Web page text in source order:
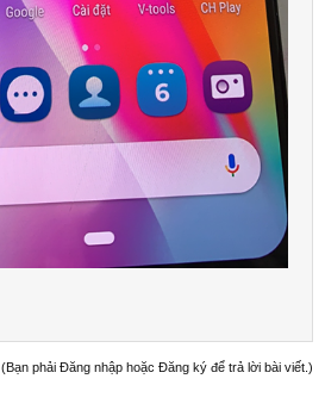
(Bạn phải Đăng nhập hoặc Đăng ký để trả lời bài viết.)